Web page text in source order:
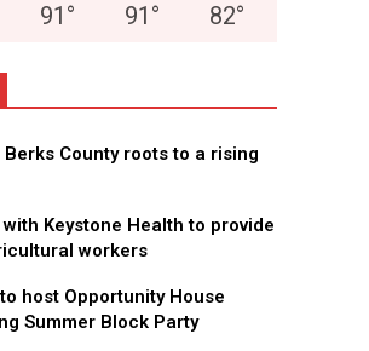
91 ° 91 ° 82°
Berks County roots to a rising
Keystone Health to provide
workers
host Opportunity House
Summer Block Party